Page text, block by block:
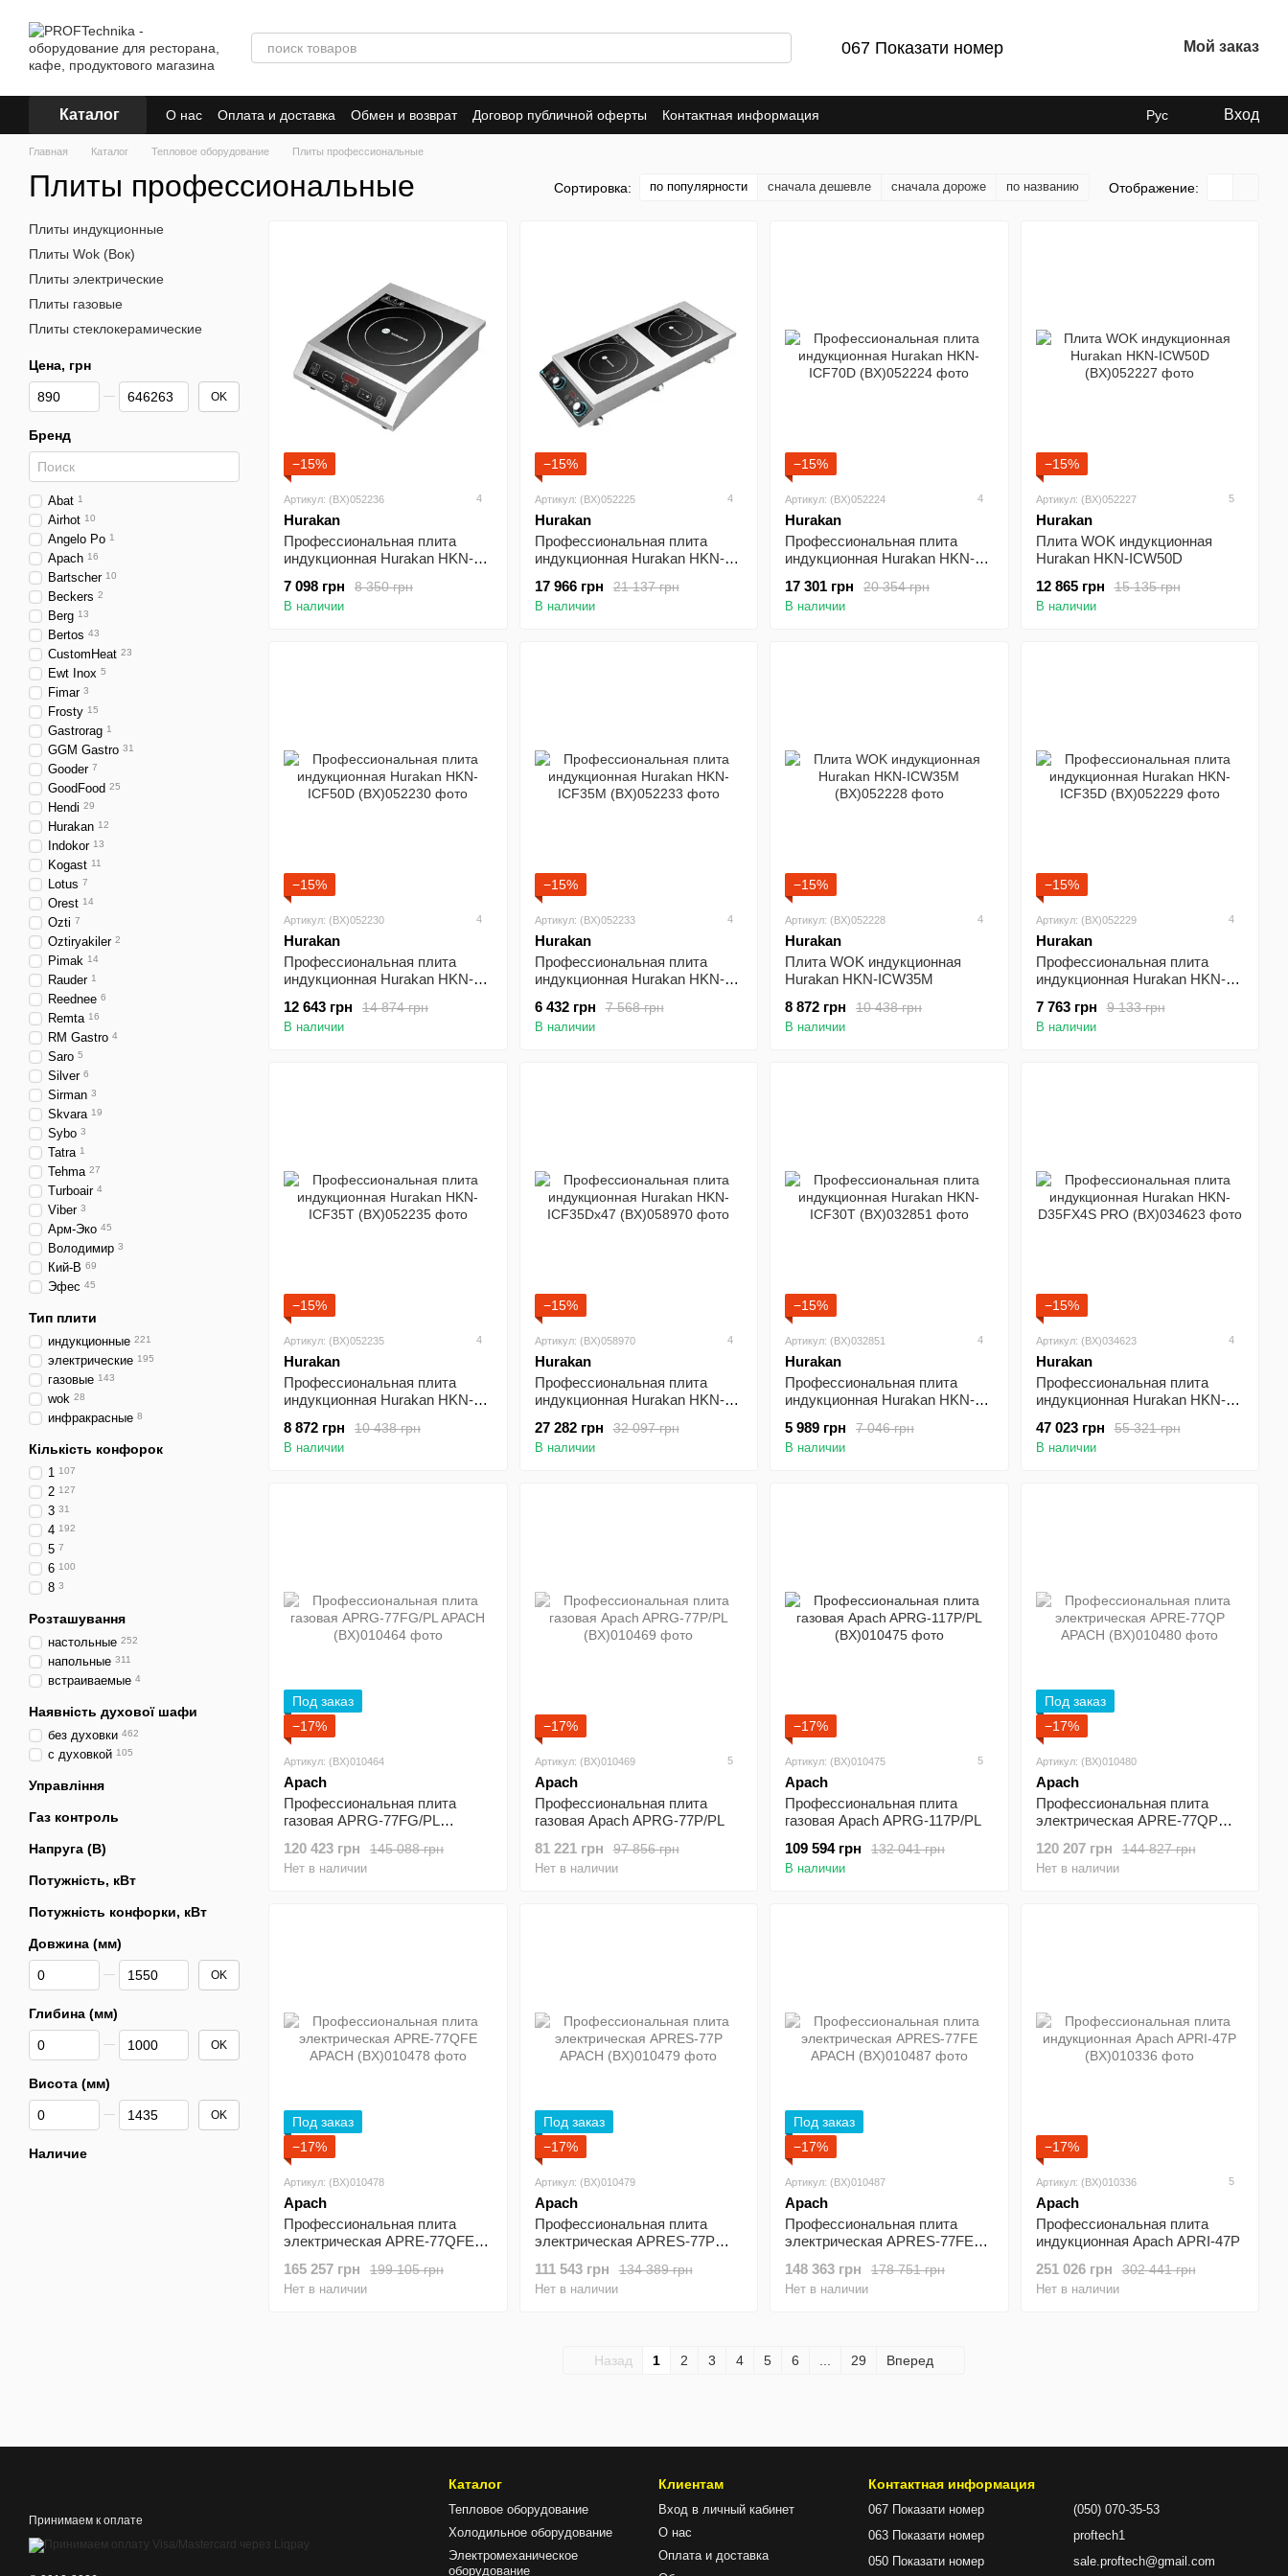
067 Показати номер Мой заказ
Каталог О нас Оплата и доставка Обмен и возврат Договор публичной оферты Контактная информация Рус Вход
Главная Каталог Тепловое оборудование Плиты профессиональные
Плиты профессиональные Сортировка: по популярности сначала дешевле сначала дороже по названию Отображение:
−15%
Артикул: (BX)052236 4
Hurakan
Профессиональная плита
индукционная Hurakan HKN-
8 350 грн
7 098 грн
В наличии
−15%
Артикул: (BX)052225 4
Hurakan
Профессиональная плита
индукционная Hurakan HKN-
21 137 грн
17 966 грн
В наличии
−15%
Артикул: (BX)052224 4
Hurakan
Профессиональная плита
индукционная Hurakan HKN-
20 354 грн
17 301 грн
В наличии
−15%
Артикул: (BX)052227 5
Hurakan
Плита WOK индукционная
Hurakan HKN-ICW50D
15 135 грн
12 865 грн
В наличии
−15%
Артикул: (BX)052230 4
Hurakan
Профессиональная плита
индукционная Hurakan HKN-
14 874 грн
12 643 грн
В наличии
−15%
Артикул: (BX)052233 4
Hurakan
Профессиональная плита
индукционная Hurakan HKN-
7 568 грн
6 432 грн
В наличии
−15%
Артикул: (BX)052228 4
Hurakan
Плита WOK индукционная
Hurakan HKN-ICW35M
10 438 грн
8 872 грн
В наличии
−15%
Артикул: (BX)052229 4
Hurakan
Профессиональная плита
индукционная Hurakan HKN-
9 133 грн
7 763 грн
В наличии
−15%
Артикул: (BX)052235 4
Hurakan
Профессиональная плита
индукционная Hurakan HKN-
10 438 грн
8 872 грн
В наличии
−15%
Артикул: (BX)058970 4
Hurakan
Профессиональная плита
индукционная Hurakan HKN-
32 097 грн
27 282 грн
В наличии
−15%
Артикул: (BX)032851 4
Hurakan
Профессиональная плита
индукционная Hurakan HKN-
7 046 грн
5 989 грн
В наличии
−15%
Артикул: (BX)034623 4
Hurakan
Профессиональная плита
индукционная Hurakan HKN-
55 321 грн
47 023 грн
В наличии
Под заказ
−17%
Артикул: (BX)010464
Apach
Профессиональная плита
газовая APRG-77FG/PL
145 088 грн
120 423 грн
Нет в наличии
−17%
Артикул: (BX)010469 5
Apach
Профессиональная плита
газовая Apach APRG-77P/PL
97 856 грн
81 221 грн
Нет в наличии
−17%
Артикул: (BX)010475 5
Apach
Профессиональная плита
газовая Apach APRG-117P/PL
132 041 грн
109 594 грн
В наличии
Под заказ
−17%
Артикул: (BX)010480
Apach
Профессиональная плита
электрическая APRE-77QP
144 827 грн
120 207 грн
Нет в наличии
Под заказ
−17%
Артикул: (BX)010478
Apach
Профессиональная плита
электрическая APRE-77QFE
199 105 грн
165 257 грн
Нет в наличии
Под заказ
−17%
Артикул: (BX)010479
Apach
Профессиональная плита
электрическая APRES-77P
134 389 грн
111 543 грн
Нет в наличии
Под заказ
−17%
Артикул: (BX)010487
Apach
Профессиональная плита
электрическая APRES-77FE
178 751 грн
148 363 грн
Нет в наличии
−17%
Артикул: (BX)010336 5
Apach
Профессиональная плита
индукционная Apach APRI-47P
302 441 грн
251 026 грн
Нет в наличии
Назад 1 2 3 4 5 6 29 Вперед
Плиты индукционные
Плиты Wok (Вок)
Плиты электрические
Плиты газовые
Плиты стеклокерамические
Цена, грн
От Цена, грн
До Цена, грн OK
Бренд
Abat 1
Airhot 10
Angelo Po 1
Apach 16
Bartscher 10
Beckers 2
Berg 13
Bertos 43
CustomHeat 23
Ewt Inox 5
Fimar 3
Frosty 15
Gastrorag 1
GGM Gastro 31
Gooder 7
GoodFood 25
Hendi 29
Hurakan 12
Indokor 13
Kogast 11
Lotus 7
Orest 14
Ozti 7
Oztiryakiler 2
Pimak 14
Rauder 1
Reednee 6
Remta 16
RM Gastro 4
Saro 5
Silver 6
Sirman 3
Skvara 19
Sybo 3
Tatra 1
Tehma 27
Turboair 4
Viber 3
Арм-Эко 45
Володимир 3
Кий-В 69
Эфес 45
Тип плити
индукционные 221
электрические 195
газовые 143
wok 28
инфракрасные 8
Кількість конфорок
1 107
2 127
3 31
4 192
5 7
6 100
8 3
Розташування
настольные 252
напольные 311
встраиваемые 4
Наявність духової шафи
без духовки 462
с духовкой 105
Управління
Газ контроль
Напруга (В)
Потужність, кВт
Потужність конфорки, кВт
Довжина (мм)
От Довжина (мм)
До Довжина (мм) OK
Глибина (мм)
От Глибина (мм)
До Глибина (мм) OK
Висота (мм)
От Висота (мм)
До Висота (мм) OK
Наличие
Принимаем к оплате
Каталог
Тепловое оборудование
Холодильное оборудование
Электромеханическое
оборудование
Клиентам
Вход в личный кабинет
О нас
Оплата и доставка
Контактная информация
067 Показати номер
063 Показати номер
050 Показати номер
(050) 070-35-53
proftech1
sale.proftech@gmail.com